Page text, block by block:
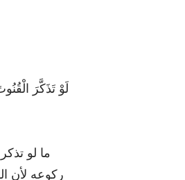
لَوْ تَذَكَّرَ
ما لو
ركوعه لأن